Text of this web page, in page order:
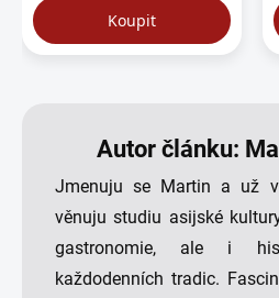
Autor článku:
Jmenuju se Martin a už
věnuju studiu asijské
gastronomie, ale i
každodenních tradic.